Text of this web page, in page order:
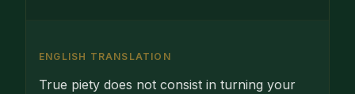
ENGLISH TRANSLATION
True piety does not consist in turning your